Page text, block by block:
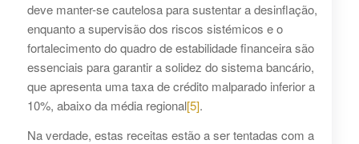
deve manter-se cautelosa para sustentar a desinflação,
enquanto a supervisão dos riscos sistémicos e o
fortalecimento do quadro de estabilidade financeira são
essenciais para garantir a solidez do sistema bancário,
que apresenta uma taxa de crédito malparado inferior a
10%, abaixo da média regional[5].
Na verdade, estas receitas estão a ser tentadas com a